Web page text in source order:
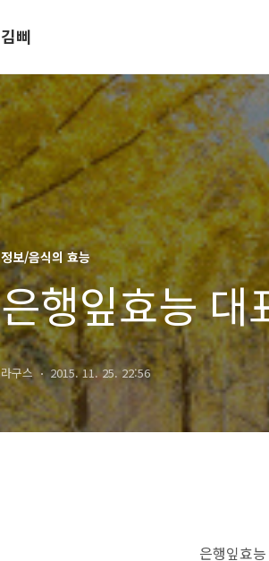
김삐
정보/음식의 효능
은행잎효능 대
라구스 2015. 11. 25. 22:56
은행잎효